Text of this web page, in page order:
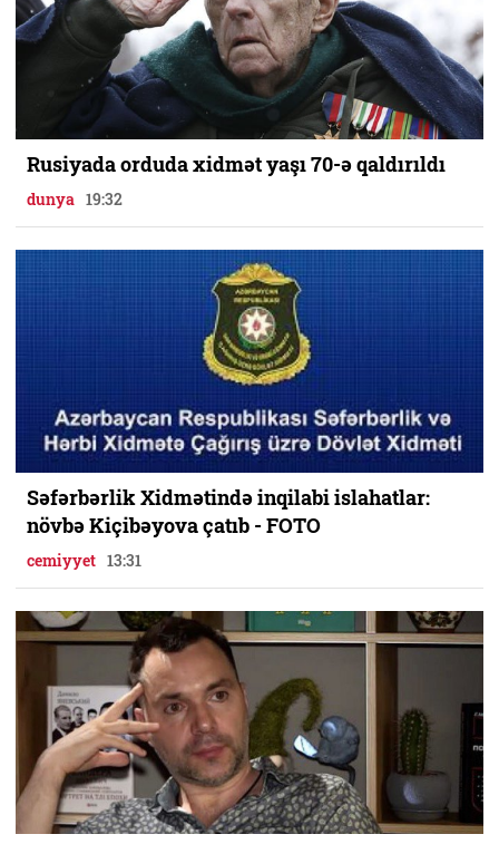
Rusiyada orduda xidmət yaşı 70-ə qaldırıldı
dunya 19:32
Səfərbərlik Xidmətində inqilabi islahatlar:
növbə Kiçibəyova çatıb - FOTO
cemiyyet 13:31